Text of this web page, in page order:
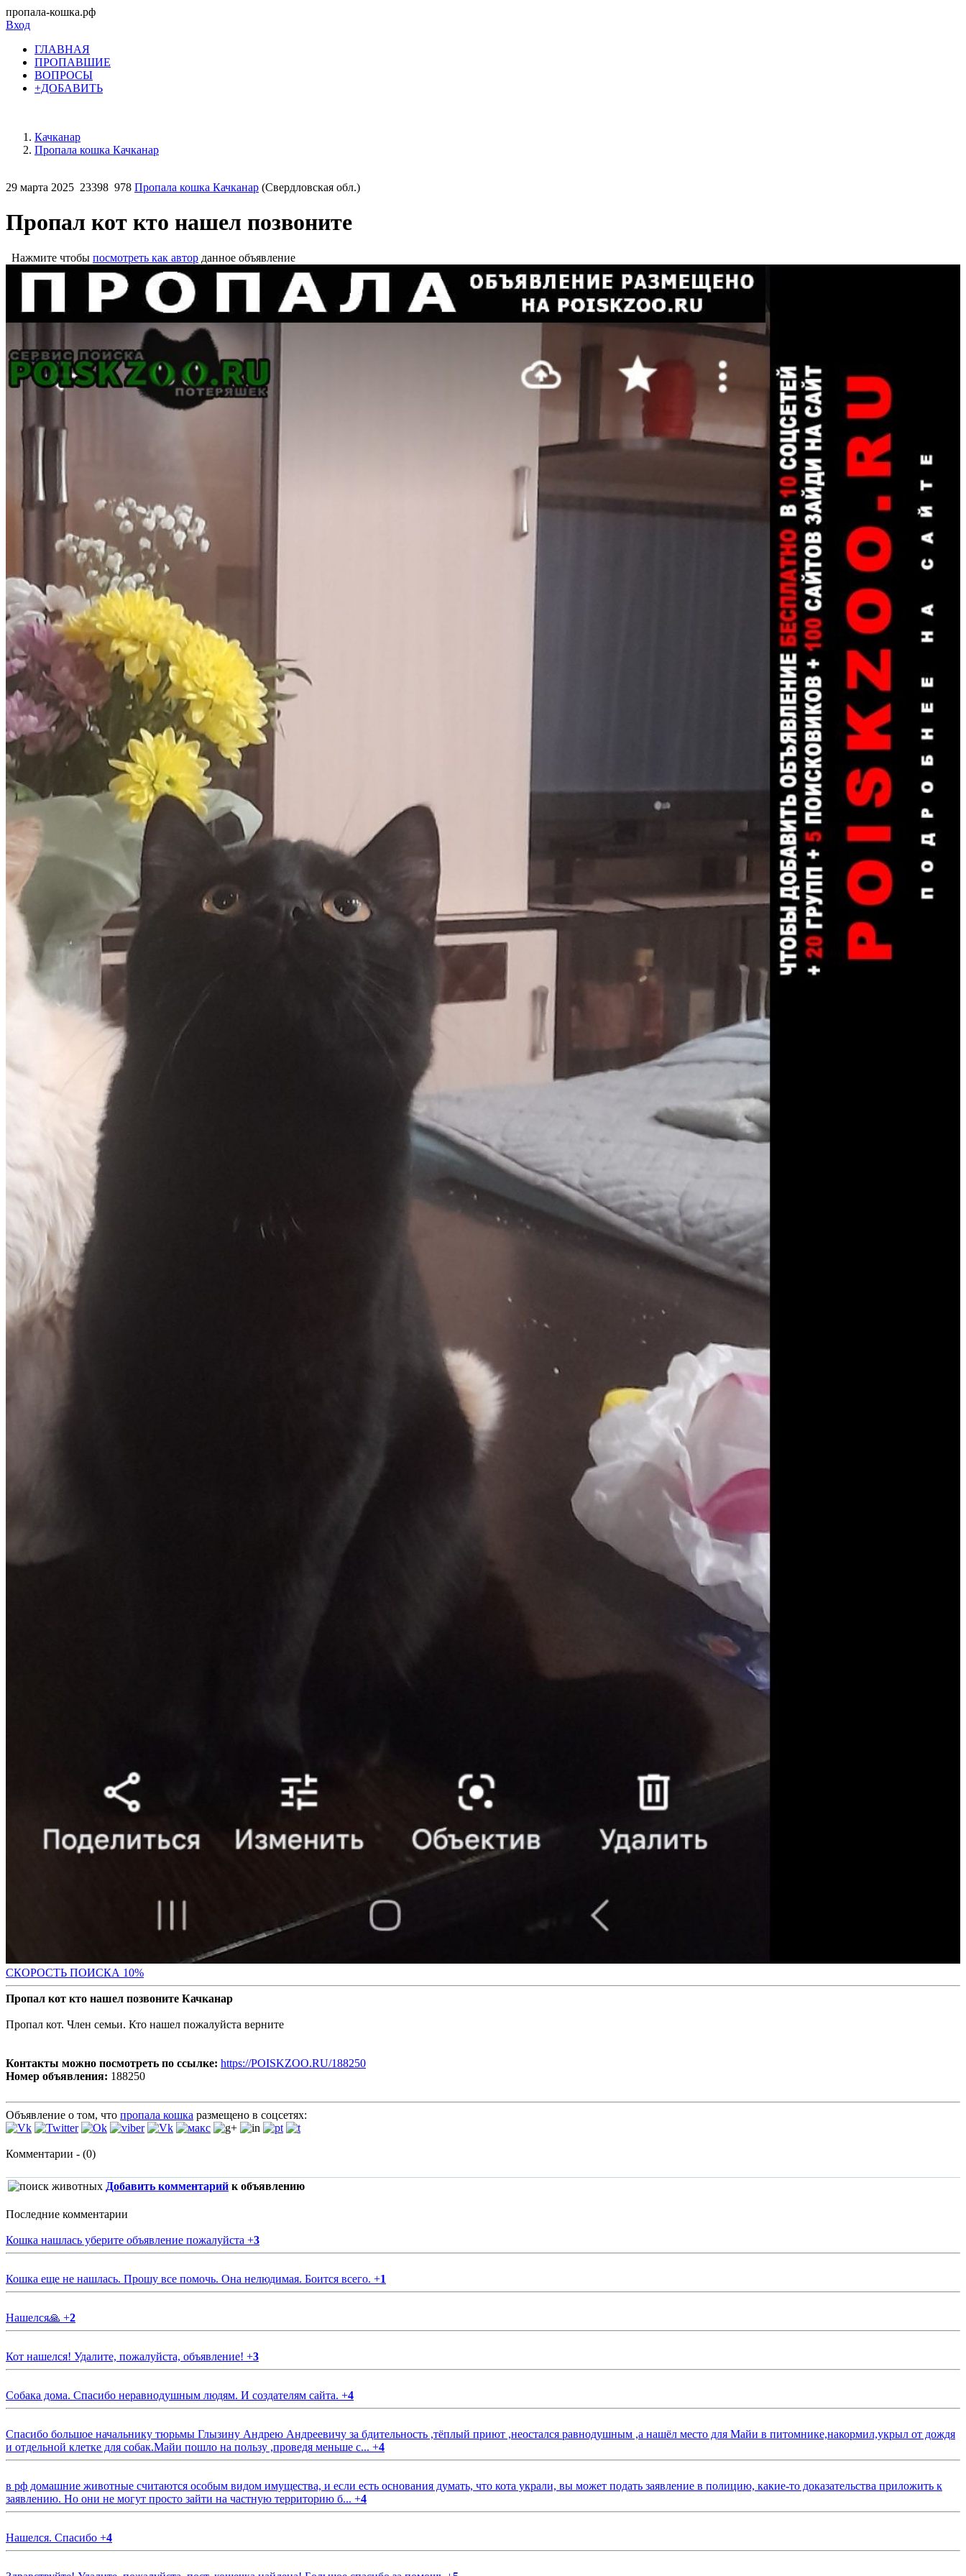
пропала-кошка.рф
Вход
ГЛАВНАЯ
ПРОПАВШИЕ
ВОПРОСЫ
+ДОБАВИТЬ
Качканар
Пропала кошка Качканар
29 марта 2025 23398 978 Пропала кошка Качканар (Свердловская обл.)
Пропал кот кто нашел позвоните
Нажмите чтобы посмотреть как автор данное объявление
СКОРОСТЬ ПОИСКА 10%
Пропал кот кто нашел позвоните Качканар
Пропал кот. Член семьи. Кто нашел пожалуйста верните
Контакты можно посмотреть по ссылке: https://POISKZOO.RU/188250
Номер объявления: 188250
Объявление о том, что пропала кошка размещено в соцсетях:
Комментарии - (0)
Добавить комментарий к объявлению
Последние комментарии
Кошка нашлась уберите объявление пожалуйста +3
Кошка еще не нашлась. Прошу все помочь. Она нелюдимая. Боится всего. +1
Нашелся🙏 +2
Кот нашелся! Удалите, пожалуйста, объявление! +3
Собака дома. Спасибо неравнодушным людям. И создателям сайта. +4
Спасибо большое начальнику тюрьмы Глызину Андрею Андреевичу за бдительность ,тёплый приют ,неостался равнодушным ,а нашёл место для Майи в питомнике,накормил,укрыл от дождя
и отдельной клетке для собак.Майи пошло на пользу ,проведя меньше с... +4
в рф домашние животные считаются особым видом имущества, и если есть основания думать, что кота украли, вы может подать заявление в полицию, какие-то доказательства приложить к
заявлению. Но они не могут просто зайти на частную территорию б... +4
Нашелся. Спасибо +4